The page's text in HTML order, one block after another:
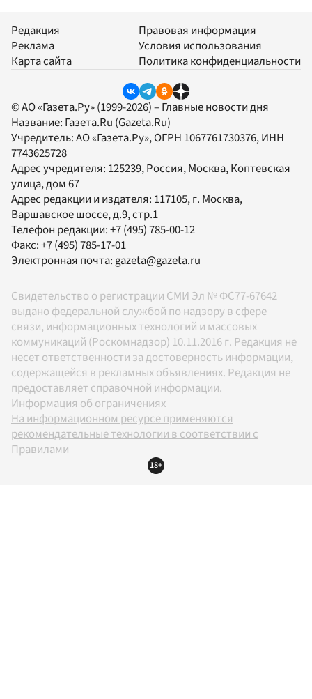
Редакция
Реклама
Карта сайта
Правовая информация
Условия использования
Политика конфиденциальности
© АО «Газета.Ру» (1999-2026) – Главные новости дня
Название: Газета.Ru (Gazeta.Ru)
Учредитель:АО «Газета.Ру», ОГРН 1067761730376, ИНН
7743625728
Адрес учредителя: 125239, Россия, Москва, Коптевская
улица, дом 67
Адрес редакции и издателя: 117105, г. Москва,
Варшавское шоссе, д.9, стр.1
Телефон редакции:+7 (495) 785-00-12
Факс:+7 (495) 785-17-01
Электронная почта:gazeta@gazeta.ru
Свидетельство о регистрации СМИ Эл № ФС77-67642
выдано федеральной службой по надзору в сфере
связи, информационных технологий и массовых
коммуникаций (Роскомнадзор) 10.11.2016 г. Редакция не
несет ответственности за достоверность информации,
содержащейся в рекламных объявлениях. Редакция не
предоставляет справочной информации.
Информация об ограничениях
На информационном ресурсе применяются
рекомендательные технологии в соответствии с
Правилами
18+